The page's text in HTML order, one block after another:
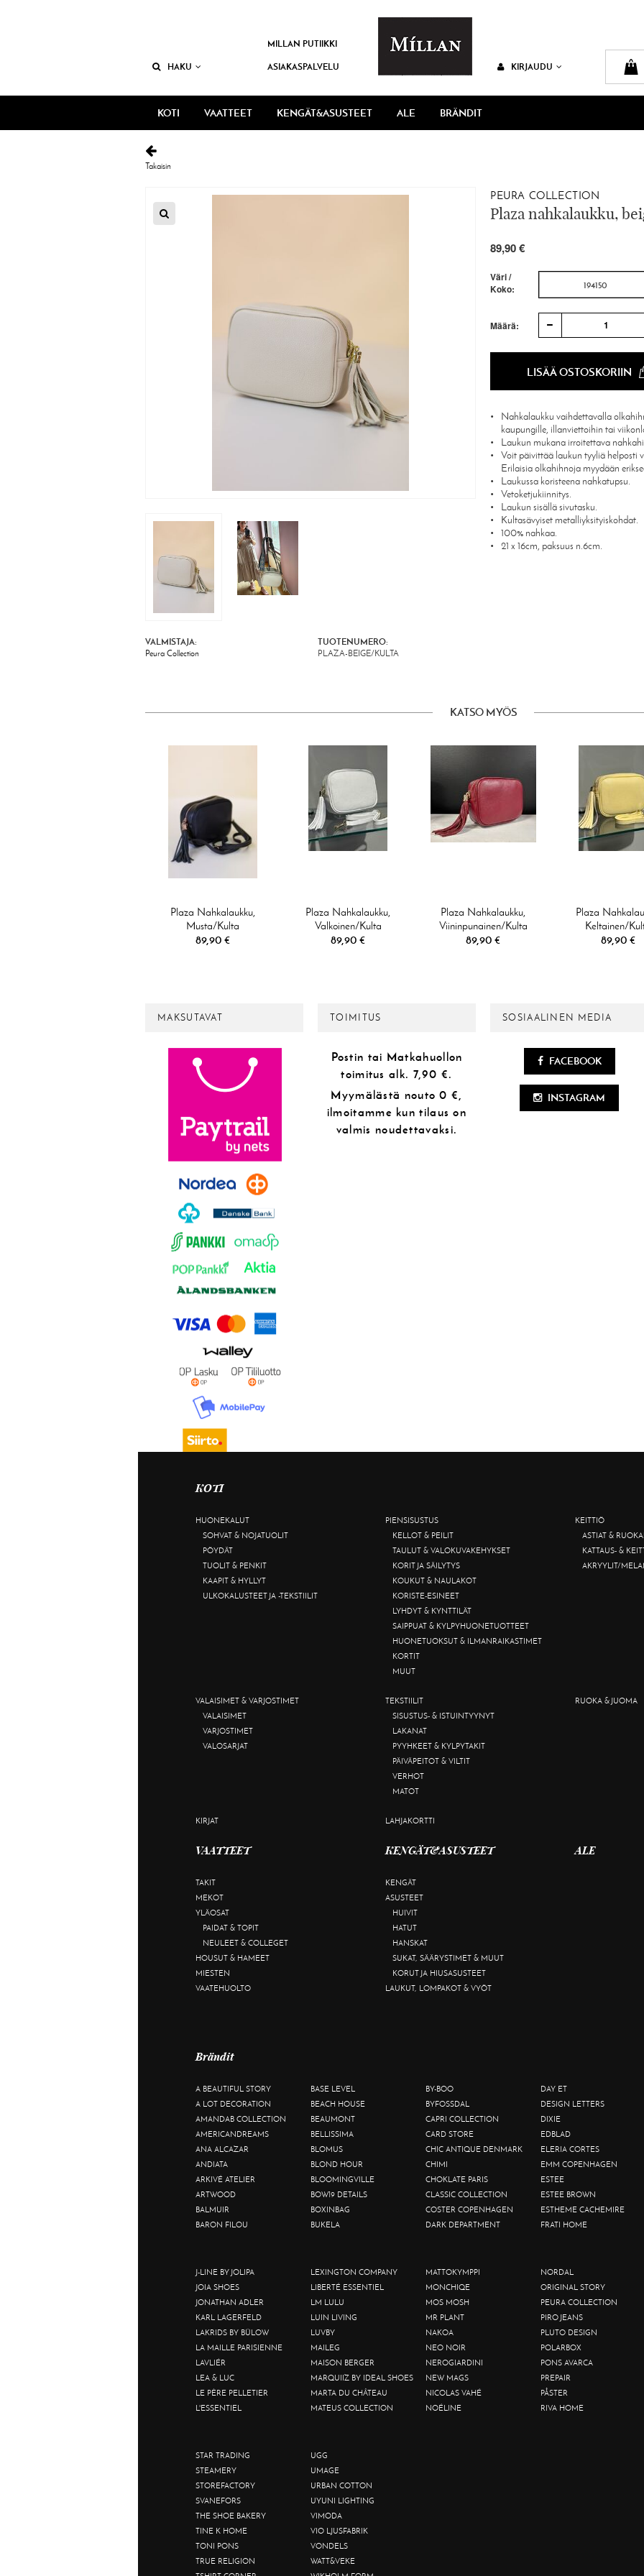
HAKU
MILLAN PUTIIKKI
ASIAKASPALVELU KIRJAUDU
KOTI VAATTEET KENGÄT&ASUSTEET ALE BRÄNDIT
Takaisin
PEURA COLLECTION
Plaza nahkalaukku,
89,90 €
Väri /
Koko:
194150
Määrä: 1
LISÄÄ OSTOSKORIIN
Nahkalaukku vaihdettavalla
kaupungille, illanviettoihin tai
Laukun mukana irroitettava
Voit päivittää laukun tyyliä helposti
Erilaisia olkahihnoja myydään
Laukussa koristeena nahkatupsu.
Vetoketjukiinnitys.
Laukun sisällä sivutasku.
Kultasävyiset metalliyksityiskohdat.
100% nahkaa.
21 x 16cm, paksuus n.6cm.
VALMISTAJA:
Peura Collection
TUOTENUMERO:
PLAZA-BEIGE/KULTA
KATSO MYÖS
Plaza Nahkalaukku,
Musta/kulta
89,90 €
Plaza Nahkalaukku,
Valkoinen/kulta
89,90 €
Plaza Nahkalaukku,
Viininpunainen/kulta
89,90 €
Plaza
Keltainen/
89,90 €
MAKSUTAVAT TOIMITUS
Postin tai Matkahuollon
toimitus alk. 7,90 €.
Myymälästä nouto 0 €,
ilmoitamme kun tilaus on
valmis noudettavaksi.
SOSIAALINEN MEDIA
FACEBOOK
INSTAGRAM
KOTI
HUONEKALUT
SOHVAT & NOJATUOLIT
PÖYDÄT
TUOLIT & PENKIT
KAAPIT & HYLLYT
ULKOKALUSTEET JA -TEKSTIILIT
PIENSISUSTUS
KELLOT & PEILIT
TAULUT & VALOKUVAKEHYKSET
KORIT JA SÄILYTYS
KOUKUT & NAULAKOT
KORISTE-ESINEET
LYHDYT & KYNTTILÄT
SAIPPUAT & KYLPYHUONETUOTTEET
HUONETUOKSUT & ILMANRAIKASTIMET
KORTIT
MUUT
KEITTIÖ
ASTIAT &
KATTAUS- &
AKRYYLIT/
VALAISIMET & VARJOSTIMET
VALAISIMET
VARJOSTIMET
VALOSARJAT
TEKSTIILIT
SISUSTUS- & ISTUINTYYNYT
LAKANAT
PYYHKEET & KYLPYTAKIT
PÄIVÄPEITOT & VILTIT
VERHOT
MATOT
RUOKA & JUOMA
KIRJAT LAHJAKORTTI
VAATTEET
TAKIT
MEKOT
YLÄOSAT
PAIDAT & TOPIT
NEULEET & COLLEGET
HOUSUT & HAMEET
MIESTEN
VAATEHUOLTO
KENGÄT&ASUSTEET
KENGÄT
ASUSTEET
HUIVIT
HATUT
HANSKAT
SUKAT, SÄÄRYSTIMET & MUUT
KORUT JA HIUSASUSTEET
LAUKUT, LOMPAKOT & VYÖT
ALE
Brändit
A BEAUTIFUL STORY
A LOT DECORATION
AMANDAB COLLECTION
AMERICANDREAMS
ANA ALCAZAR
ANDIATA
ARKIVÉ ATELIER
ARTWOOD
BALMUIR
BARON FILOU
BASE LEVEL
BEACH HOUSE
BEAUMONT
BELLISSIMA
BLOMUS
BLOND HOUR
BLOOMINGVILLE
BOW19 DETAILS
BOXINBAG
BUKELA
BY-BOO
BYFOSSDAL
CAPRI COLLECTION
CARD STORE
CHIC ANTIQUE DENMARK
CHIMI
CHOKLATE PARIS
CLASSIC COLLECTION
COSTER COPENHAGEN
DARK DEPARTMENT
DAY ET
DESIGN LETTERS
DIXIE
EDBLAD
ELERIA CORTES
EMM COPENHAGEN
ESTEE
ESTEE BROWN
ESTHEME CACHEMIRE
FRATI HOME
J-LINE BY JOLIPA
JOIA SHOES
JONATHAN ADLER
KARL LAGERFELD
LAKRIDS BY BÜLOW
LA MAILLE PARISIENNE
LAVLIÉR
LEA & LUC
LE PÈRE PELLETIER
L'ESSENTIEL
LEXINGTON COMPANY
LIBERTÉ ESSENTIEL
LM LULU
LUIN LIVING
LUVBY
MAILEG
MAISON BERGER
MARQUIIZ BY IDEAL SHOES
MARTA DU CHÂTEAU
MATEUS COLLECTION
MATTOKYMPPI
MONCHIQE
MOS MOSH
MR PLANT
NAKOA
NEO NOIR
NEROGIARDINI
NEW MAGS
NICOLAS VAHÉ
NOÉLINE
NORDAL
ORIGINAL STORY
PEURA COLLECTION
PIRO JEANS
PLUTO DESIGN
POLARBOX
PONS AVARCA
PREPAIR
PÅSTER
RIVA HOME
STAR TRADING
STEAMERY
STOREFACTORY
SVANEFORS
THE SHOE BAKERY
TINE K HOME
TONI PONS
TRUE RELIGION
UGG
UMAGE
URBAN COTTON
UYUNI LIGHTING
VIMODA
VIO LJUSFABRIK
VONDELS
WATT&VEKE